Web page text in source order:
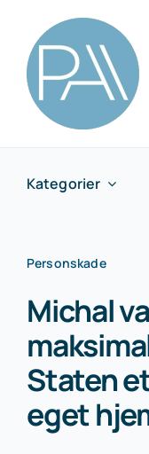
content
Kategorier
Personskade
Michal
Staten
eget